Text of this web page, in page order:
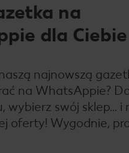
na
dla Ciebie
najnowszą
na WhatsAppie?
wybierz swój sklep… i
oferty! Wygodnie,